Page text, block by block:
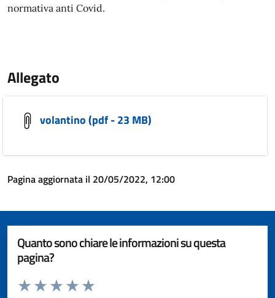
normativa anti Covid.
Allegato
volantino (pdf - 23 MB)
Pagina aggiornata il 20/05/2022, 12:00
Quanto sono chiare le informazioni su questa
pagina?
Valuta da 1 a 5 stelle la pagina